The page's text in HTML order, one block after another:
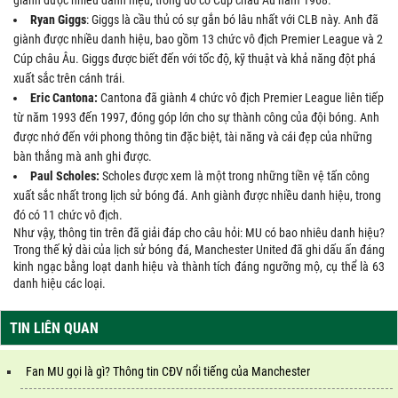
Ryan Giggs: Giggs là cầu thủ có sự gắn bó lâu nhất với CLB này. Anh đã
giành được nhiều danh hiệu, bao gồm 13 chức vô địch Premier League và 2
Cúp châu Âu. Giggs được biết đến với tốc độ, kỹ thuật và khả năng đột phá
xuất sắc trên cánh trái.
Eric Cantona: Cantona đã giành 4 chức vô địch Premier League liên tiếp
từ năm 1993 đến 1997, đóng góp lớn cho sự thành công của đội bóng. Anh
được nhớ đến với phong thông tin đặc biệt, tài năng và cái đẹp của những
bàn thắng mà anh ghi được.
Paul Scholes: Scholes được xem là một trong những tiền vệ tấn công
xuất sắc nhất trong lịch sử bóng đá. Anh giành được nhiều danh hiệu, trong
đó có 11 chức vô địch.
Như vậy, thông tin trên đã giải đáp cho câu hỏi: MU có bao nhiêu danh hiệu?
Trong thế kỷ dài của lịch sử bóng đá, Manchester United đã ghi dấu ấn đáng
kinh ngạc bằng loạt danh hiệu và thành tích đáng ngưỡng mộ, cụ thể là 63
danh hiệu các loại.
TIN LIÊN QUAN
Fan MU gọi là gì? Thông tin CĐV nổi tiếng của Manchester